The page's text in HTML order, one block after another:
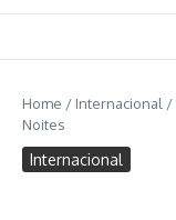
Home / Internacional /
Noites
Internacional